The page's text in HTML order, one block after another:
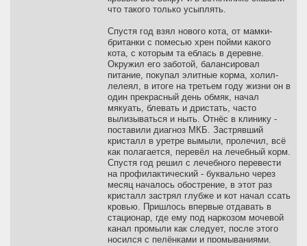
что такого только усыплять.
Спустя год взял нового кота, от мамки-
британки с помесью хрен пойми какого
кота, с которым та еблась в деревне.
Окружил его заботой, балансировал
питание, покупал элитные корма, холил-
лелеял, в итоге на третьем году жизни он в
один прекрасный день обмяк, начал
мякуать, блевать и дристать, часто
вылизываться и ныть. Отнёс в клинику -
поставили диагноз МКБ. Застрявший
кристалл в уретре вымыли, пролечил, всё
как полагается, перевёл на лечебный корм.
Спустя год решил с лечебного перевести
на профилактический - буквально через
месяц началось обострение, в этот раз
кристалл застрял глубже и кот начал ссать
кровью. Пришлось впервые отдавать в
стационар, где ему под наркозом мочевой
канал промыли как следует, после этого
носился с пелёнками и промываниями.